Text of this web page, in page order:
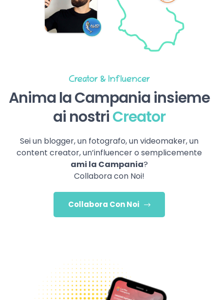
Creator & Influencer
Anima la Campania insieme
ai nostriCreator
Sei un blogger, un fotografo, un videomaker, un
content creator, un’influencer o semplicemente
ami la Campania?
Collabora con Noi!
Collabora Con Noi